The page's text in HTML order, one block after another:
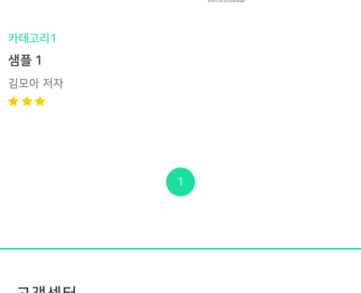
카테고리1
샘플 1
김모아 저자
1